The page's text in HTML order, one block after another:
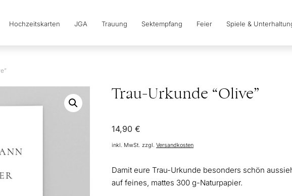
Hochzeitskarten JGA Trauung Sektempfang Feier Spiele &
Trau-Urkunde “Olive”
14,90€
inkl. MwSt. zzgl.Versandkosten
Damit eure Trau-Urkunde besonders schön
auf feines, mattes 300 g-Naturpapier.